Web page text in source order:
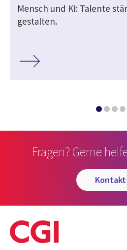
Mensch und KI: Talente
gestalten.
Fragen? Gerne
kontakt